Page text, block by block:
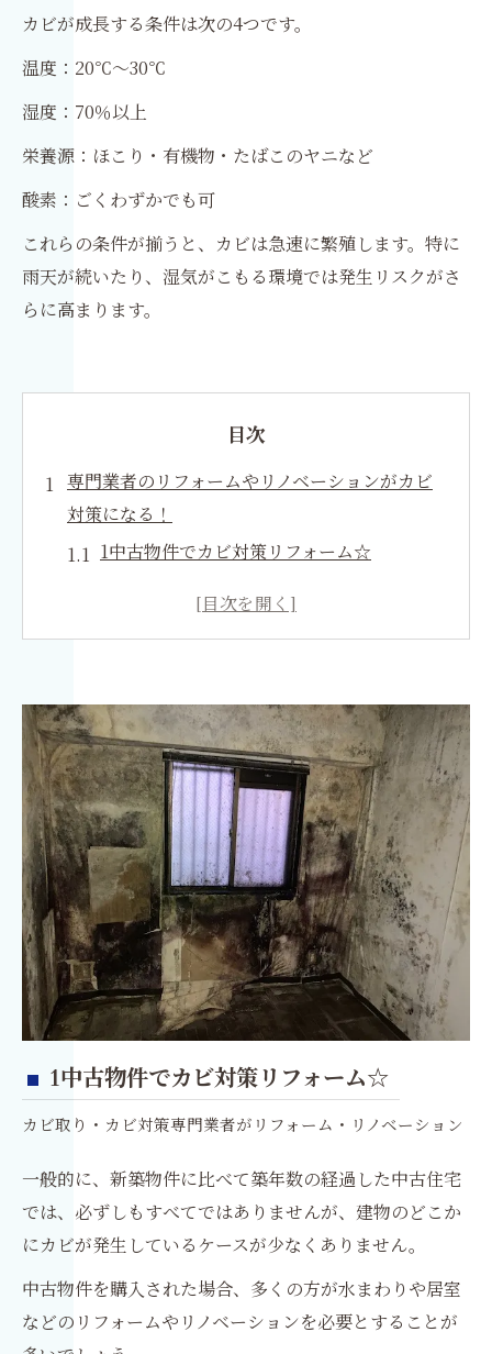
カビが成長する条件は次の4つです。
温度：20℃～30℃
湿度：70％以上
栄養源：ほこり・有機物・たばこのヤニなど
酸素：ごくわずかでも可
これらの条件が揃うと、カビは急速に繁殖します。特に
雨天が続いたり、湿気がこもる環境では発生リスクがさ
らに高まります。
目次
専門業者のリフォームやリノベーションがカビ
対策になる！
1中古物件でカビ対策リフォーム☆
間取りが生活スタイルに合わないので変えた。
お風呂やトイレなどの水廻りが古いので変え
た。
押入れをクローゼットに変えた。
カビ取りフォームで再発させない・かびな
いリフォームを！
1中古物件でカビ対策リフォーム☆
カビ取り・カビ対策専門業者がリフォーム・リノベーション
一般的に、新築物件に比べて築年数の経過した中古住宅
では、必ずしもすべてではありませんが、建物のどこか
にカビが発生しているケースが少なくありません。
中古物件を購入された場合、多くの方が水まわりや居室
などのリフォームやリノベーションを必要とすることが